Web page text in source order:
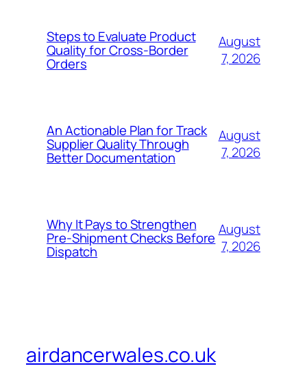
Steps to Evaluate Product
Quality for Cross-Border
Orders
August
7, 2026
An Actionable Plan for Track
Supplier Quality Through
Better Documentation
August
7, 2026
Why It Pays to Strengthen
Pre-Shipment Checks Before
Dispatch
August
7, 2026
airdancerwales.co.uk